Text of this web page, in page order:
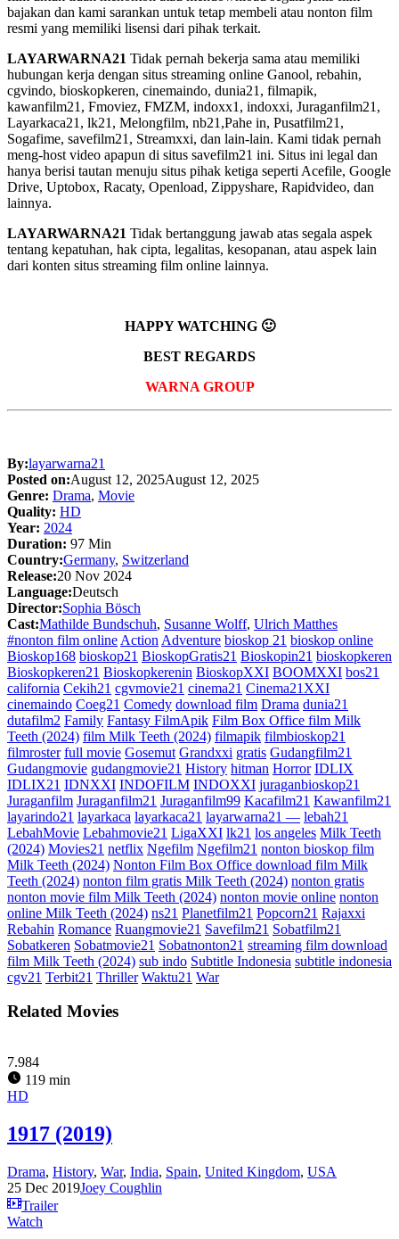
bajakan dan kami sarankan untuk tetap membeli atau nonton film
resmi yang memiliki lisensi dari pihak terkait.
LAYARWARNA21 Tidak pernah bekerja sama atau memiliki
hubungan kerja dengan situs streaming online Ganool, rebahin,
cgvindo, bioskopkeren, cinemaindo, dunia21, filmapik,
kawanfilm21, Fmoviez, FMZM, indoxx1, indoxxi, Juraganfilm21,
Layarkaca21, lk21, Melongfilm, nb21,Pahe in, Pusatfilm21,
Sogafime, savefilm21, Streamxxi, dan lain-lain. Kami tidak pernah
meng-host video apapun di situs savefilm21 ini. Situs ini legal dan
hanya berisi tautan menuju situs pihak ketiga seperti Acefile, Google
Drive, Uptobox, Racaty, Openload, Zippyshare, Rapidvideo, dan
lainnya.
LAYARWARNA21 Tidak bertanggung jawab atas segala aspek
tentang kepatuhan, hak cipta, legalitas, kesopanan, atau aspek lain
dari konten situs streaming film online lainnya.
HAPPY WATCHING 🙂
BEST REGARDS
WARNA GROUP
By:layarwarna21
Posted on:August 12, 2025August 12, 2025
Genre: Drama, Movie
Quality: HD
Year: 2024
Duration: 97 Min
Country:Germany, Switzerland
Release:20 Nov 2024
Language:Deutsch
Director:Sophia Bösch
Cast:Mathilde Bundschuh, Susanne Wolff, Ulrich Matthes
#nonton film online Action Adventure bioskop 21 bioskop online
Bioskop168 bioskop21 BioskopGratis21 Bioskopin21 bioskopkeren
Bioskopkeren21 Bioskopkerenin BioskopXXI BOOMXXI bos21
california Cekih21 cgvmovie21 cinema21 Cinema21XXI
cinemaindo Coeg21 Comedy download film Drama dunia21
dutafilm2 Family Fantasy FilmApik Film Box Office film Milk
Teeth (2024) film Milk Teeth (2024) filmapik filmbioskop21
filmroster full movie Gosemut Grandxxi gratis Gudangfilm21
Gudangmovie gudangmovie21 History hitman Horror IDLIX
IDLIX21 IDNXXI INDOFILM INDOXXI juraganbioskop21
Juraganfilm Juraganfilm21 Juraganfilm99 Kacafilm21 Kawanfilm21
layarindo21 layarkaca layarkaca21 layarwarna21 — lebah21
LebahMovie Lebahmovie21 LigaXXI lk21 los angeles Milk Teeth
(2024) Movies21 netflix Ngefilm Ngefilm21 nonton bioskop film
Milk Teeth (2024) Nonton Film Box Office download film Milk
Teeth (2024) nonton film gratis Milk Teeth (2024) nonton gratis
nonton movie film Milk Teeth (2024) nonton movie online nonton
online Milk Teeth (2024) ns21 Planetfilm21 Popcorn21 Rajaxxi
Rebahin Romance Ruangmovie21 Savefilm21 Sobatfilm21
Sobatkeren Sobatmovie21 Sobatnonton21 streaming film download
film Milk Teeth (2024) sub indo Subtitle Indonesia subtitle indonesia
cgv21 Terbit21 Thriller Waktu21 War
Related Movies
7.984
119 min
HD
1917 (2019)
Drama, History, War, India, Spain, United Kingdom, USA
25 Dec 2019Joey Coughlin
Trailer
Watch